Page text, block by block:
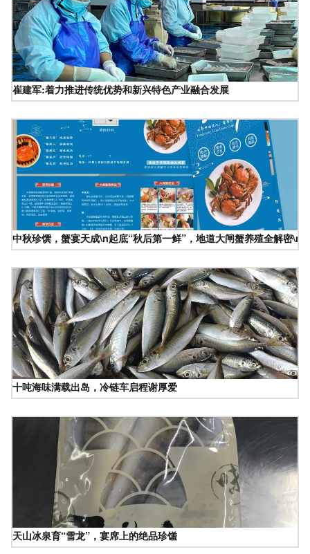
崔建军:着力推进传统优势和新兴特色产业融合发展
中秋珍馔，蟹宴天成\n起底“秋后第一鲜”，地道大闸蟹养殖全解密
十吨海味满载出岛，冷链车启程谢厚爱
天山冰泉育“雪龙”，宴席上的绝品珍馐